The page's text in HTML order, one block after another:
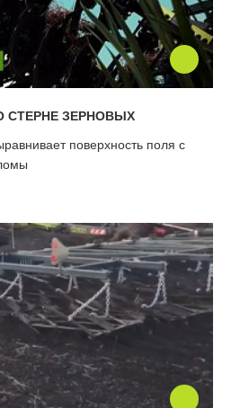
СТЕРНЕ ЗЕРНОВЫХ
поверхность поля с